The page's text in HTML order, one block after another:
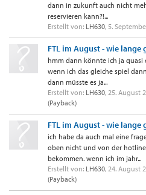
dann in zukunft auch nicht
reservieren kann?!...
Erstellt von: LH630, 5.
FTL im August - wie lange
hmm dann könnte ich ja quasi
wenn ich das gleiche spiel
dann müsste es ja...
Erstellt von: LH630, 25. August
(Payback)
FTL im August - wie lange
ich habe da auch mal eine
oben nicht und von der
bekommen. wenn ich im jahr...
Erstellt von: LH630, 24. August
(Payback)